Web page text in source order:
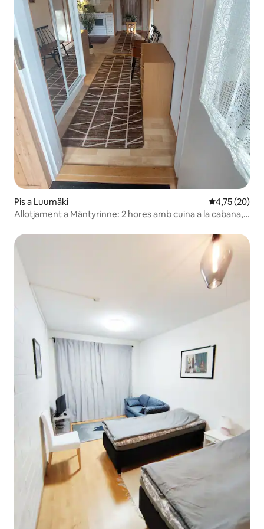
Pis a Luumäki 4,75 de
4,75 (20)
Allotjament a Mäntyrinne: 2 hores amb cuina a la cabana,